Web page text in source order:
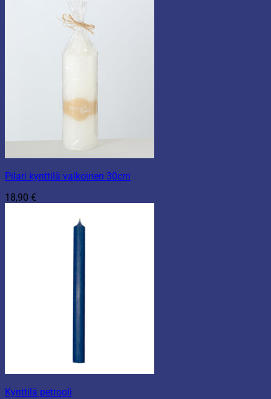
Pilari kynttilä valkoinen 30cm
18,90 €
Kynttilä petrooli